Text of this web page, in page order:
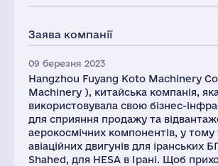
Заява компанії
09 березня 2023
Hangzhou Fuyang Koto Machinery
Machinery ), китайська компанія,
використовувала свою бізнес-
для сприяння продажу та
аерокосмічних компонентів, у тому
авіаційних двигунів для іранських
Shahed, для HESA в Ірані. Щоб